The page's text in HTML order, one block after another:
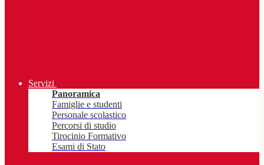
Servizi
Panoramica
Famiglie e studenti
Personale scolastico
Percorsi di studio
Tirocinio Formativo
Esami di Stato